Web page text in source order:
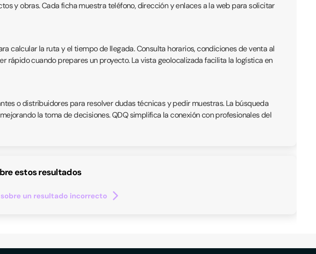
y obras. Cada ficha muestra teléfono, dirección y enlaces a la web para solicitar
calcular la ruta y el tiempo de llegada. Consulta horarios, condiciones de venta al
cuando prepares un proyecto. La vista geolocalizada facilita la logística en
o distribuidores para resolver dudas técnicas y pedir muestras. La búsqueda
la toma de decisiones. QDQ simplifica la conexión con profesionales del
estos resultados
un resultado incorrecto